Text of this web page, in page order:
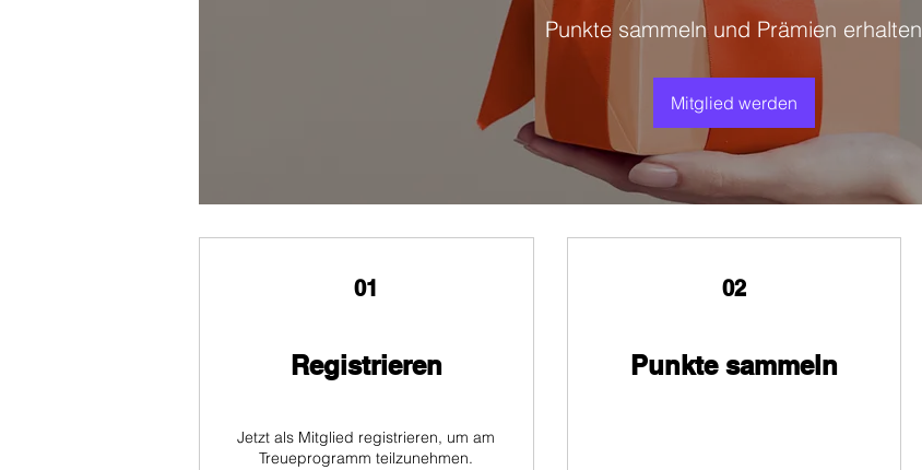
Punkte sammeln und Prämien erhalten
Mitglied werden
01
Registrieren
Jetzt als Mitglied registrieren, um am
Treueprogramm teilzunehmen.
02
Punkte sammeln